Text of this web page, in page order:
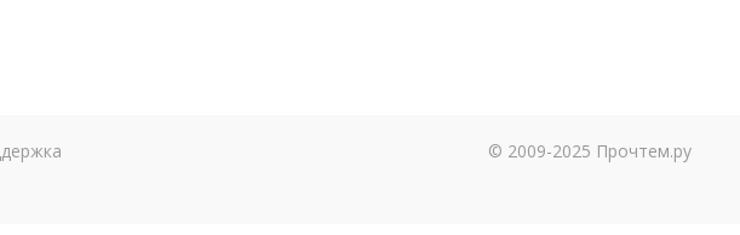
© 2009-2025 Прочтем.ру